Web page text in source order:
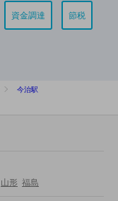
資金調達 節税
今治駅
山形 福島